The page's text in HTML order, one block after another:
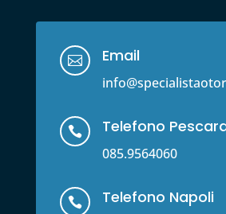
 Email
 Telefono
085.9564060
 Telefono Napoli